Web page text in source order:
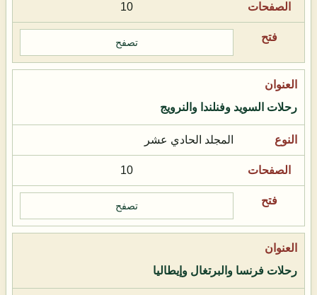
10
تصفح
رحلات السويد وفنلندا والنرويج
المجلد الحادي عشر
10
تصفح
رحلات فرنسا والبرتغال وإيطاليا